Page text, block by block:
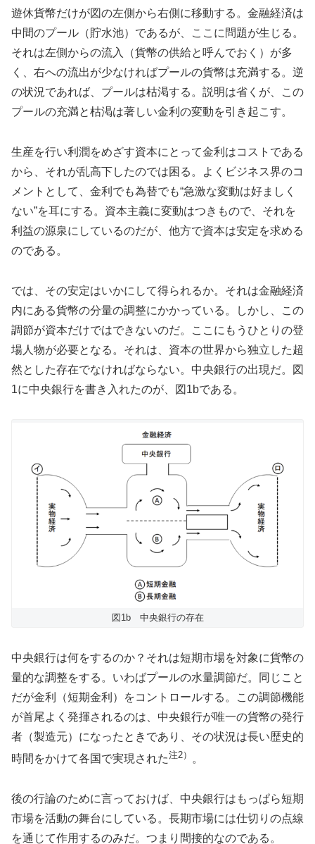
遊休貨幣だけが図の左側から右側に移動する。金融経済は
中間のプール（貯水池）であるが、ここに問題が生じる。
それは左側からの流入（貨幣の供給と呼んでおく）が多
く、右への流出が少なければプールの貨幣は充満する。逆
の状況であれば、プールは枯渇する。説明は省くが、この
プールの充満と枯渇は著しい金利の変動を引き起こす。
生産を行い利潤をめざす資本にとって金利はコストである
から、それが乱高下したのでは困る。よくビジネス界のコ
メントとして、金利でも為替でも“急激な変動は好ましく
ない”を耳にする。資本主義に変動はつきもので、それを
利益の源泉にしているのだが、他方で資本は安定を求める
のである。
では、その安定はいかにして得られるか。それは金融経済
内にある貨幣の分量の調整にかかっている。しかし、この
調節が資本だけではできないのだ。ここにもうひとりの登
場人物が必要となる。それは、資本の世界から独立した超
然とした存在でなければならない。中央銀行の出現だ。図
1に中央銀行を書き入れたのが、図1bである。
図1b 中央銀行の存在
中央銀行は何をするのか？それは短期市場を対象に貨幣の
量的な調整をする。いわばプールの水量調節だ。同じこと
だが金利（短期金利）をコントロールする。この調節機能
が首尾よく発揮されるのは、中央銀行が唯一の貨幣の発行
者（製造元）になったときであり、その状況は長い歴史的
時間をかけて各国で実現された注2） 。
後の行論のために言っておけば、中央銀行はもっぱら短期
市場を活動の舞台にしている。長期市場には仕切りの点線
を通じて作用するのみだ。つまり間接的なのである。